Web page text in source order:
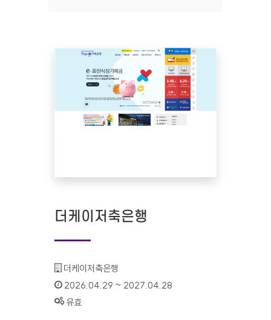
더케이저축은행
기관명 :
더케이저축은행
인증기간 :
2026.04.29 ~ 2027.04.28
상태 :
유효